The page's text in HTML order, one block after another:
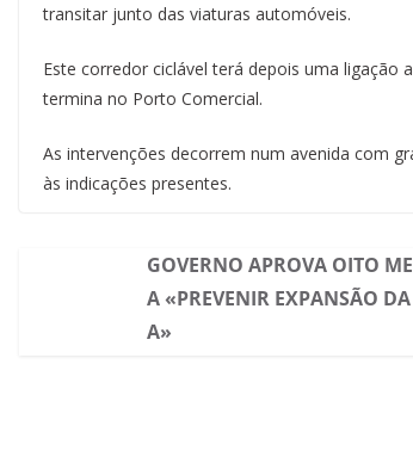
transitar junto das viaturas automóveis.
Este corredor ciclável terá depois uma
termina no Porto Comercial.
As intervenções decorrem num avenida com
às indicações presentes.
GOVERNO APROVA OITO
A «PREVENIR EXPANSÃO
A»